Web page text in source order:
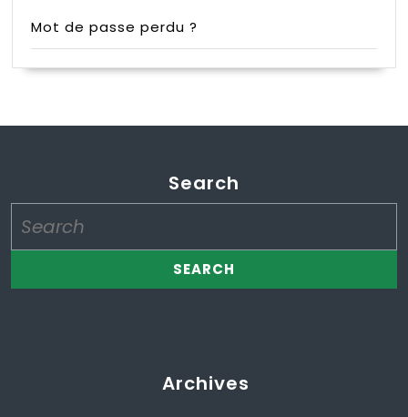
Mot de passe perdu ?
Search
for:
Archives